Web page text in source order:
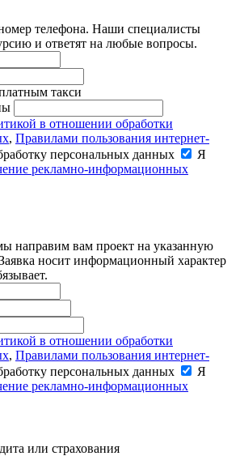
телефона. Наши специалисты
и ответят на любые вопросы.
такси
в отношении обработки
, Правилами пользования интернет-
персональных данных
Я
рекламно-информационных
направим вам проект на указанную
носит информационный характер
в отношении обработки
, Правилами пользования интернет-
персональных данных
Я
рекламно-информационных
или страхования